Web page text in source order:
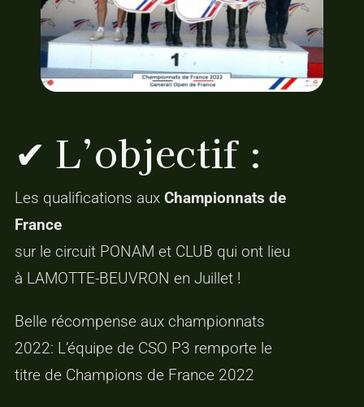
✔ L’objectif :
Les qualifications aux Championnats de
France
sur le circuit PONAM et CLUB qui ont lieu
à LAMOTTE-BEUVRON en Juillet !
Belle récompense aux championnats
2022: L’équipe de CSO P3 remporte le
titre de Champions de France 2022